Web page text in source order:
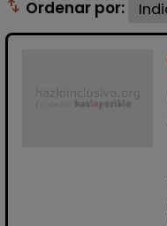
swap_vert Ordenar por: